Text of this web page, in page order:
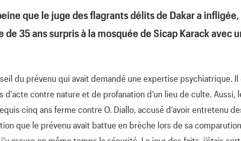
que le juge des flagrants délits de Dakar a infligée,
35 ans surpris à la mosquée de Sicap Karack avec
du prévenu qui avait demandé une expertise psychiatrique.
contre nature et de profanation d’un lieu de culte. Aussi,
cinq ans ferme contre O. Diallo, accusé d’avoir entretenu
que le prévenu avait battue en brèche lors de sa